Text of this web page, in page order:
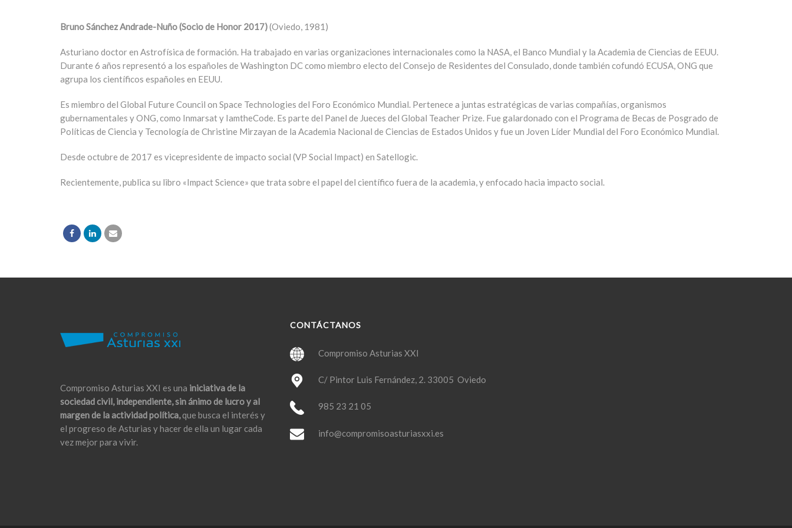
Bruno Sánchez Andrade-Nuño (Socio de Honor 2017)(Oviedo, 1981)
Asturiano doctor en Astrofísica de formación. Ha trabajado en varias organizaciones internacionales como la NASA, el Banco Mundial y la Academia de Ciencias de EEUU.
Durante 6 años representó a los españoles de Washington DC como miembro electo del Consejo de Residentes del Consulado, donde también cofundó ECUSA, ONG que
agrupa los científicos españoles en EEUU.
Es miembro del Global Future Council on Space Technologies del Foro Económico Mundial. Pertenece a juntas estratégicas de varias compañías, organismos
gubernamentales y ONG, como Inmarsat y IamtheCode. Es parte del Panel de Jueces del Global Teacher Prize.​ Fue galardonado con el Programa de Becas de Posgrado de
Políticas de Ciencia y Tecnología de Christine Mirzayan de la Academia Nacional de Ciencias de Estados Unidos y fue un Joven Líder Mundial del Foro Económico Mundial.
Desde octubre de 2017 es vicepresidente de impacto social (VP Social Impact) en Satellogic.
Recientemente, publica su libro «Impact Science» que trata sobre el papel del científico fuera de la academia, y enfocado hacia impacto social.
Compromiso Asturias XXI es una iniciativa de la
sociedad civil, independiente, sin ánimo de lucro y al
margen de la actividad política,que busca el interés y
el progreso de Asturias y hacer de ella un lugar cada
vez mejor para vivir.
CONTÁCTANOS
Compromiso Asturias XXI
C/ Pintor Luis Fernández, 2. 33005 Oviedo
985 23 21 05
info@compromisoasturiasxxi.es